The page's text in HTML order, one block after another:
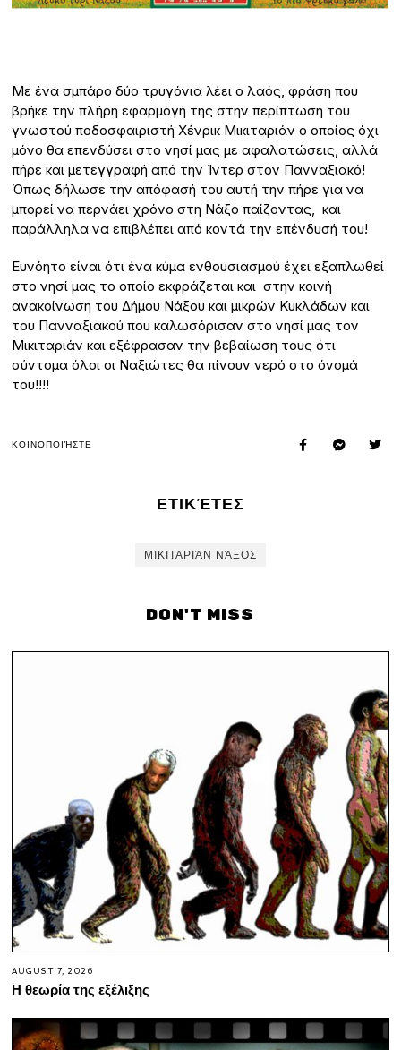
Με ένα σμπάρο δύο τρυγόνια λέει ο λαός, φράση που
βρήκε την πλήρη εφαρμογή της στην περίπτωση του
γνωστού ποδοσφαιριστή Χένρικ Μικιταριάν ο οποίος όχι
μόνο θα επενδύσει στο νησί μας με αφαλατώσεις, αλλά
πήρε και μετεγγραφή από την Ίντερ στον Πανναξιακό!
Όπως δήλωσε την απόφασή του αυτή την πήρε για να
μπορεί να περνάει χρόνο στη Νάξο παίζοντας, και
παράλληλα να επιβλέπει από κοντά την επένδυσή του!
Ευνόητο είναι ότι ένα κύμα ενθουσιασμού έχει εξαπλωθεί
στο νησί μας το οποίο εκφράζεται και στην κοινή
ανακοίνωση του Δήμου Νάξου και μικρών Κυκλάδων και
του Πανναξιακού που καλωσόρισαν στο νησί μας τον
Μικιταριάν και εξέφρασαν την βεβαίωση τους ότι
σύντομα όλοι οι Ναξιώτες θα πίνουν νερό στο όνομά
του!!!!
ΚΟΙΝΟΠΟΙΉΣΤΕ
ΕΤΙΚΈΤΕΣ
ΜΙΚΙΤΑΡΙΆΝ ΝΆΞΟΣ
DON'T MISS
AUGUST 7, 2026
Η θεωρία της εξέλιξης